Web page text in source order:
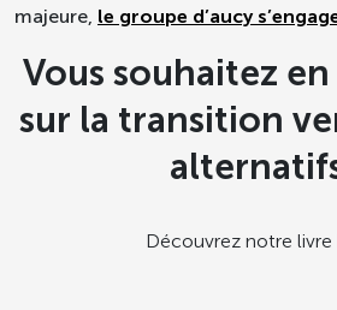
majeure, le groupe d’aucy
Vous souhaitez
sur la transition
Découvrez notre livre